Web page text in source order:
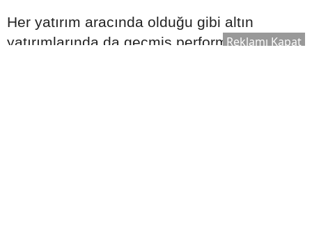
Her yatırım aracında olduğu gibi altın
yatırımlarında da geçmiş performansınReklamı Kapat